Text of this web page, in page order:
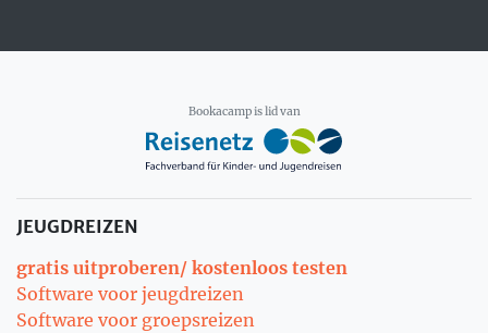
Bookacamp is lid van
JEUGDREIZEN
gratis uitproberen/ kostenloos testen
Software voor jeugdreizen
Software voor groepsreizen